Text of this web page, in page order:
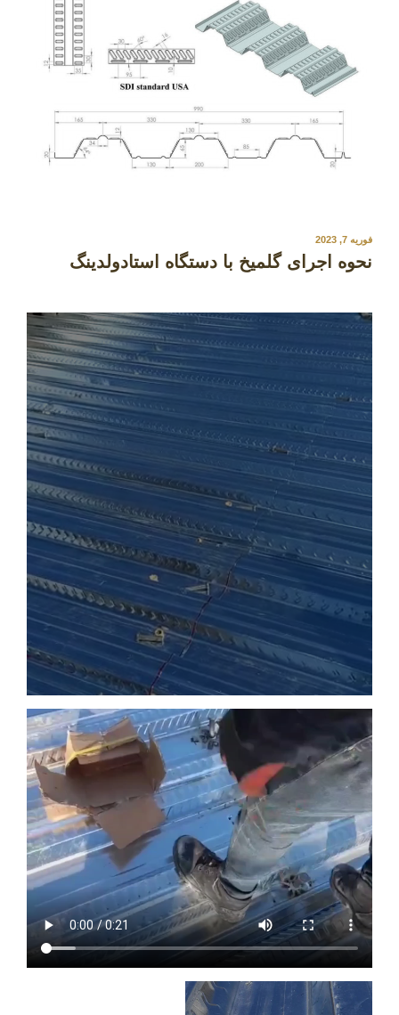
نوشته‌شده
فوریه 7, 2023
نحوه اجرای گلمیخ با دستگاه استادولدینگ